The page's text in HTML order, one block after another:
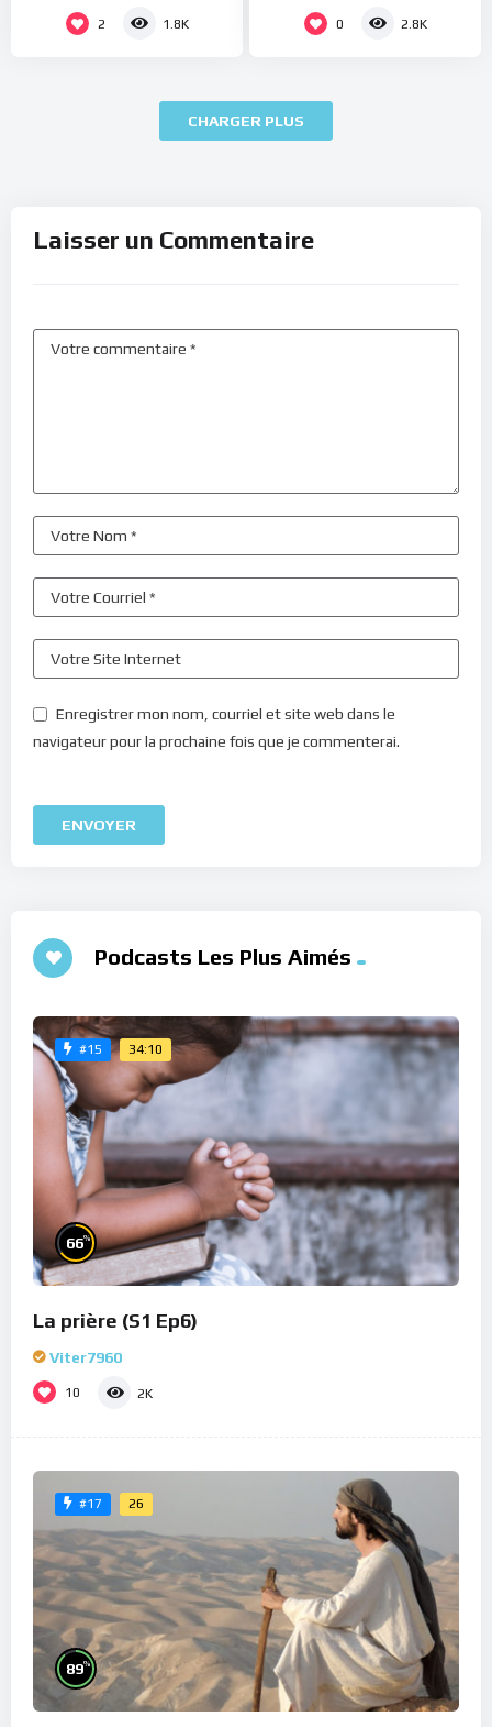
2 1.8K 0 2.8K
CHARGER PLUS
Laisser un Commentaire
Enregistrer mon nom, courriel et site web dans le
navigateur pour la prochaine fois que je commenterai.
Podcasts Les Plus Aimés
#15 34:10
66%
La prière (S1 Ep6)
Viter7960
10 2K
#17 26
89%